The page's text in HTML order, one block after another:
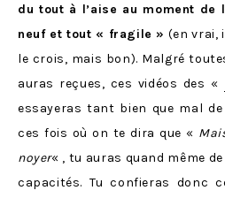
du tout à l’aise au moment de
neuf et tout « fragile » (en vrai,
le crois, mais bon). Malgré
auras reçues, ces vidéos des «
essayeras tant bien que mal
ces fois où on te dira que «
noyer« , tu auras quand même
capacités. Tu confieras donc